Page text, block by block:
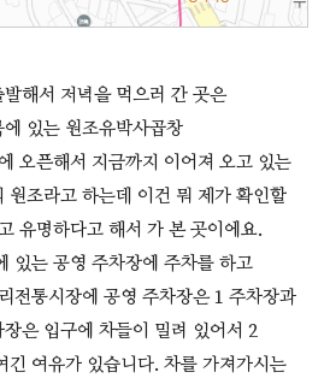
해서 저녁을 먹으러 간 곳은
있는 원조유박사곱창
오픈해서 지금까지 이어져 오고 있는
원조라고 하는데 이건 뭐 제가 확인할
유명하다고 해서 가 본 곳이에요.
있는 공영 주차장에 주차를 하고
전통시장에 공영 주차장은 1 주차장과
은 입구에 차들이 밀려 있어서 2
긴 여유가 있습니다. 차를 가져가시는